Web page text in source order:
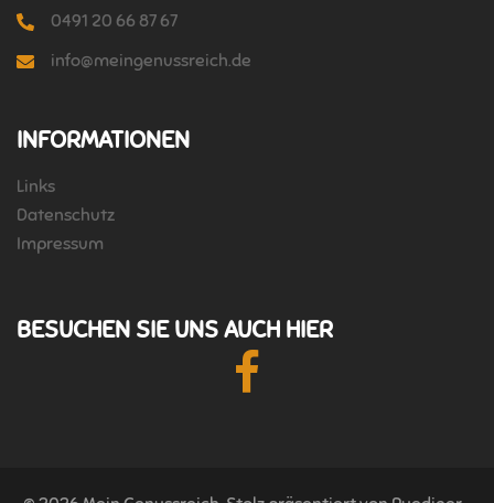
0491 20 66 87 67
info@meingenussreich.de
INFORMATIONEN
Links
Datenschutz
Impressum
BESUCHEN SIE UNS AUCH HIER